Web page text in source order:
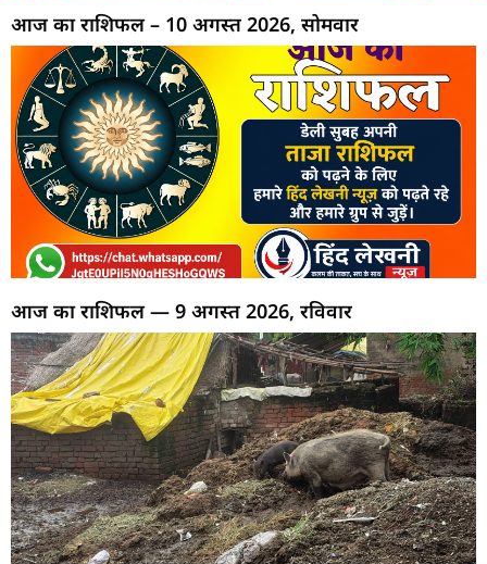
आज का राशिफल – 10 अगस्त 2026, सोमवार
आज का राशिफल — 9 अगस्त 2026, रविवार